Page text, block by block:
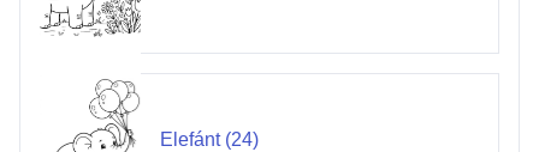
Elefánt (24)